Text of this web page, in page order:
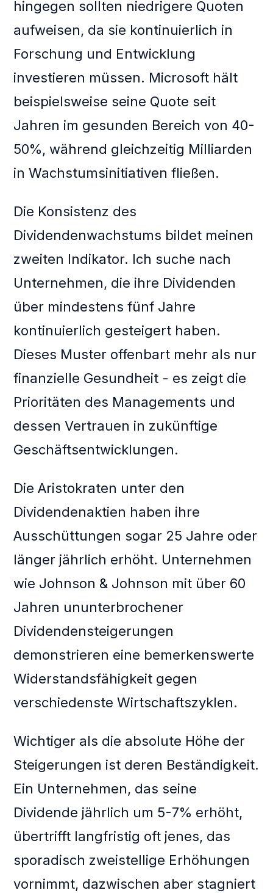
hingegen sollten niedrigere Quoten
aufweisen, da sie kontinuierlich in
Forschung und Entwicklung
investieren müssen. Microsoft hält
beispielsweise seine Quote seit
Jahren im gesunden Bereich von 40-
50%, während gleichzeitig Milliarden
in Wachstumsinitiativen fließen.
Die Konsistenz des
Dividendenwachstums bildet meinen
zweiten Indikator. Ich suche nach
Unternehmen, die ihre Dividenden
über mindestens fünf Jahre
kontinuierlich gesteigert haben.
Dieses Muster offenbart mehr als nur
finanzielle Gesundheit - es zeigt die
Prioritäten des Managements und
dessen Vertrauen in zukünftige
Geschäftsentwicklungen.
Die Aristokraten unter den
Dividendenaktien haben ihre
Ausschüttungen sogar 25 Jahre oder
länger jährlich erhöht. Unternehmen
wie Johnson & Johnson mit über 60
Jahren ununterbrochener
Dividendensteigerungen
demonstrieren eine bemerkenswerte
Widerstandsfähigkeit gegen
verschiedenste Wirtschaftszyklen.
Wichtiger als die absolute Höhe der
Steigerungen ist deren Beständigkeit.
Ein Unternehmen, das seine
Dividende jährlich um 5-7% erhöht,
übertrifft langfristig oft jenes, das
sporadisch zweistellige Erhöhungen
vornimmt, dazwischen aber stagniert